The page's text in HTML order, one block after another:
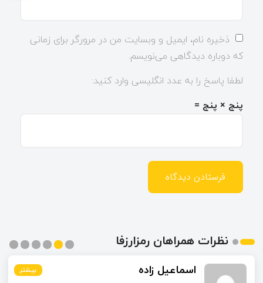
ذخیره نام، ایمیل و وبسایت من در مرورگر برای زمانی
که دوباره دیدگاهی می‌نویسم.
لطفا پاسخ را به عدد انگلیسی وارد کنید:
پنج × پنج =
نظرات همراهان رمزارزفا
بیشتر اسماعیل زاده بیشتر
بیشتر
بیشتر
بیشتر
بیشتر